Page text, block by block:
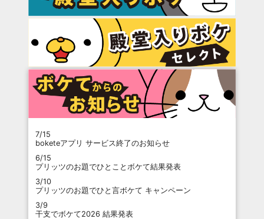
7/15
boketeアプリ サービス終了のお知らせ
6/15
プリッツのお題でひとことボケて結果発表
3/10
プリッツのお題でひと言ボケて キャンペーン
3/9
干支でボケて2026 結果発表